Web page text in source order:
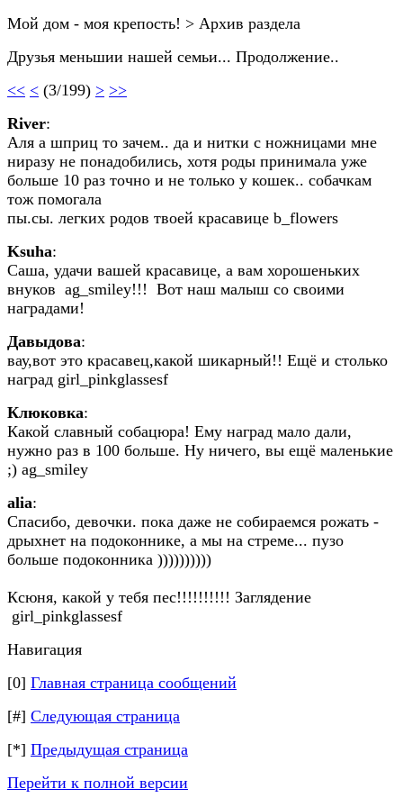
Мой дом - моя крепость! > Архив раздела
Друзья меньшии нашей семьи... Продолжение..
<< < (3/199) > >>
River:
Аля а шприц то зачем.. да и нитки с ножницами мне
ниразу не понадобились, хотя роды принимала уже
больше 10 раз точно и не только у кошек.. собачкам
тож помогала
пы.сы. легких родов твоей красавице b_flowers
Ksuha:
Саша, удачи вашей красавице, а вам хорошеньких
внуков ag_smiley!!! Вот наш малыш со своими
наградами!
Давыдова:
вау,вот это красавец,какой шикарный!! Ещё и столько
наград girl_pinkglassesf
Клюковка:
Какой славный собацюра! Ему наград мало дали,
нужно раз в 100 больше. Ну ничего, вы ещё маленькие
;) ag_smiley
alia:
Спасибо, девочки. пока даже не собираемся рожать -
дрыхнет на подоконнике, а мы на стреме... пузо
больше подоконника ))))))))))
Ксюня, какой у тебя пес!!!!!!!!!! Заглядение
girl_pinkglassesf
Навигация
[0] Главная страница сообщений
[#] Следующая страница
[*] Предыдущая страница
Перейти к полной версии